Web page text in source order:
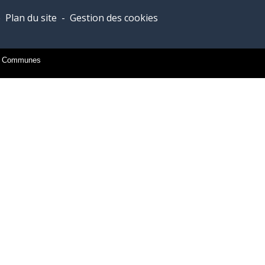
Plan du site - Gestion des cookies